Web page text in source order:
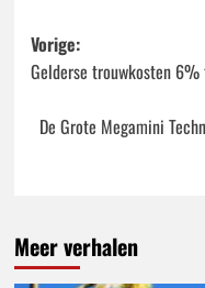
Bericht
navigatie
Vorige:
Gelderse trouwkosten
De Grote Megamini
Meer verhalen